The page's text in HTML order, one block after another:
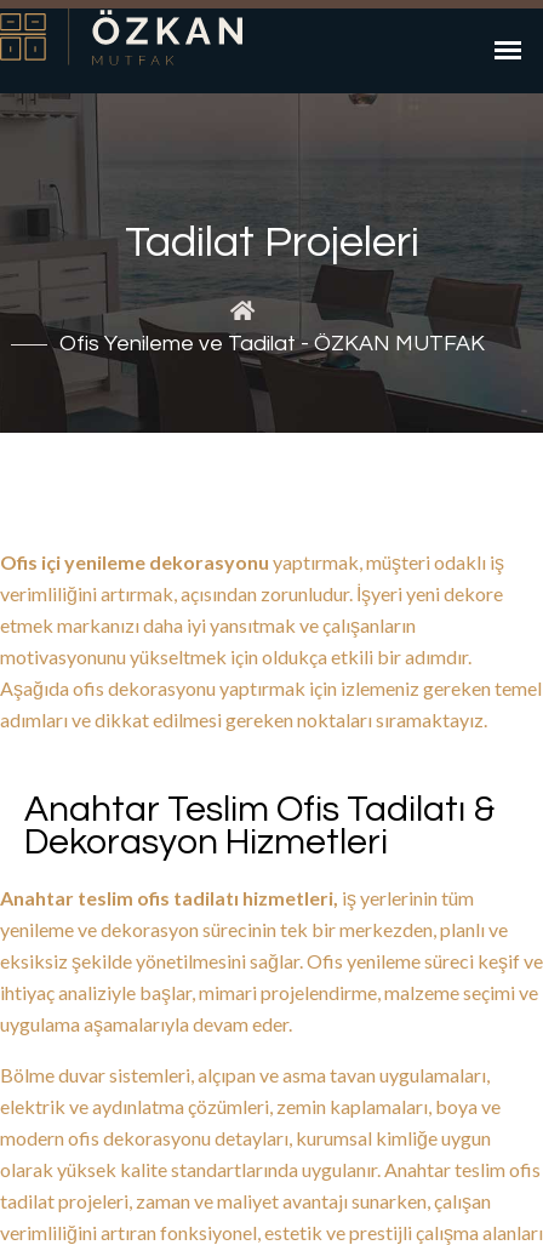
Tadilat Projeleri
Ofis Yenileme ve Tadilat - ÖZKAN MUTFAK
Ofis içi yenileme dekorasyonu yaptırmak, müşteri odaklı iş
verimliliğini artırmak, açısından zorunludur. İşyeri yeni dekore
etmek markanızı daha iyi yansıtmak ve çalışanların
motivasyonunu yükseltmek için oldukça etkili bir adımdır.
Aşağıda ofis dekorasyonu yaptırmak için izlemeniz gereken temel
adımları ve dikkat edilmesi gereken noktaları sıramaktayız.
Anahtar Teslim Ofis Tadilatı &
Dekorasyon Hizmetleri
Anahtar teslim ofis tadilatı hizmetleri, iş yerlerinin tüm
yenileme ve dekorasyon sürecinin tek bir merkezden, planlı ve
eksiksiz şekilde yönetilmesini sağlar. Ofis yenileme süreci keşif ve
ihtiyaç analiziyle başlar, mimari projelendirme, malzeme seçimi ve
uygulama aşamalarıyla devam eder.
Bölme duvar sistemleri, alçıpan ve asma tavan uygulamaları,
elektrik ve aydınlatma çözümleri, zemin kaplamaları, boya ve
modern ofis dekorasyonu detayları, kurumsal kimliğe uygun
olarak yüksek kalite standartlarında uygulanır. Anahtar teslim ofis
tadilat projeleri, zaman ve maliyet avantajı sunarken, çalışan
verimliliğini artıran fonksiyonel, estetik ve prestijli çalışma alanları